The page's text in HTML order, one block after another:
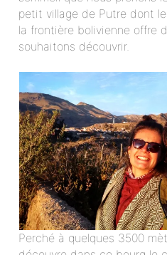
petit village de Putre dont
la frontière bolivienne offre
souhaitons découvrir.
Perché à quelques 3500